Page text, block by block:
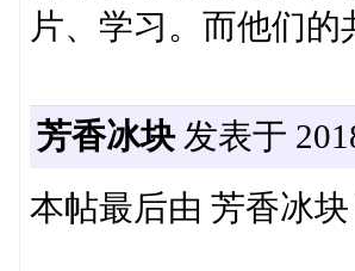
片、学习。而他们
芳香冰块发表于
本帖最后由 芳香冰